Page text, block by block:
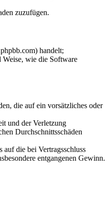
zuzufügen.
handelt;
Weise, wie die Software
die auf ein vorsätzliches oder
und der Verletzung
Durchschnittsschäden
die bei Vertragsschluss
entgangenen Gewinn.